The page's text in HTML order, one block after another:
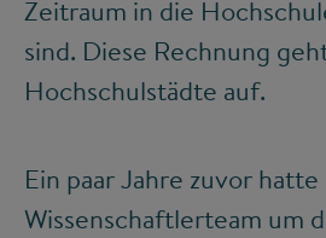
Zeitraum in die
sind. Diese Rechnung
Hochschulstädte auf.
Ein paar Jahre zuvor
Wissenschaftlerteam um